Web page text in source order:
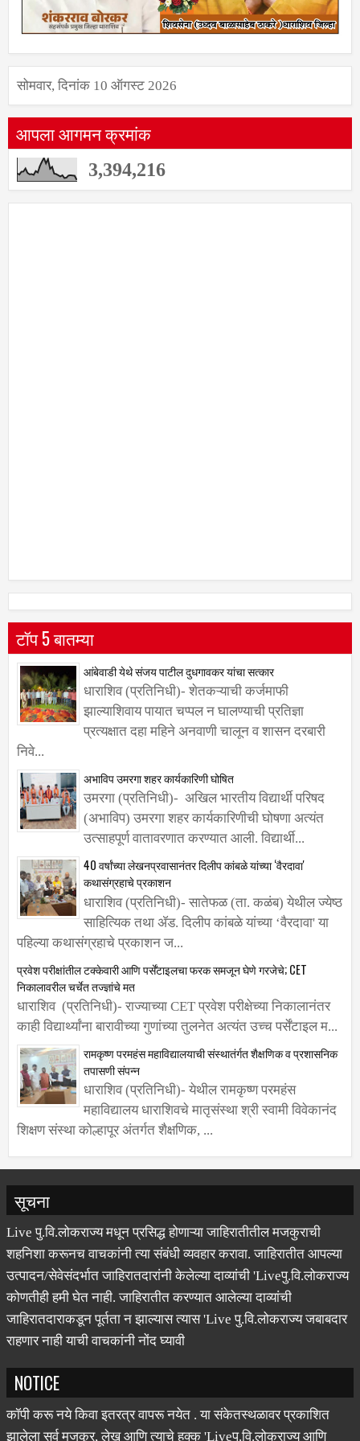
सोमवार, दिनांक 10 ऑगस्ट 2026
आपला आगमन क्रमांक
3,394,216
टॉप 5 बातम्या
आंबेवाडी येथे संजय पाटील दुधगावकर यांचा सत्कार
धाराशिव (प्रतिनिधी)- शेतकऱ्याची कर्जमाफी
झाल्याशिवाय पायात चप्पल न घालण्याची प्रतिज्ञा
प्रत्यक्षात दहा महिने अनवाणी चालून व शासन दरबारी
अभाविप उमरगा शहर कार्यकारिणी घोषित
उमरगा (प्रतिनिधी)- अखिल भारतीय विद्यार्थी परिषद
(अभाविप) उमरगा शहर कार्यकारिणीची घोषणा अत्यंत
उत्साहपूर्ण वातावरणात करण्यात आली. विद्यार्थी...
40 वर्षांच्या लेखनप्रवासानंतर दिलीप कांबळे यांच्या ‌‘वैरदावा'
कथासंग्रहाचे प्रकाशन
धाराशिव (प्रतिनिधी)- सातेफळ (ता. कळंब) येथील ज्येष्ठ
साहित्यिक तथा ॲड. दिलीप कांबळे यांच्या ‌‘वैरदावा' या
पहिल्या कथासंग्रहाचे प्रकाशन ज...
प्रवेश परीक्षांतील टक्केवारी आणि पर्सेंटाइलचा फरक समजून घेणे गरजेचे; CET
निकालावरील चर्चेत तज्ज्ञांचे मत
धाराशिव (प्रतिनिधी)- राज्याच्या CET प्रवेश परीक्षेच्या निकालानंतर
काही विद्यार्थ्यांना बारावीच्या गुणांच्या तुलनेत अत्यंत उच्च पर्सेंटाइल म...
रामकृष्ण परमहंस महाविद्यालयाची संस्थातंर्गत शैक्षणिक व प्रशासनिक
तपासणी संपन्न
धाराशिव (प्रतिनिधी)- येथील रामकृष्ण परमहंस
महाविद्यालय धाराशिवचे मातृसंस्था श्री स्वामी विवेकानंद
शिक्षण संस्था कोल्हापूर अंतर्गत शैक्षणिक, ...
सूचना
Live पु.वि.लोकराज्य मधून प्रसिद्ध होणाऱ्या जाहिरातीतील मजकुराची
शहनिशा करूनच वाचकांनी त्या संबंधी व्यवहार करावा. जाहिरातीत आपल्या
उत्पादन/सेवेसंदर्भात जाहिरातदारांनी केलेल्या दाव्यांची 'Liveपु.वि.लोकराज्य
कोणतीही हमी घेत नाही. जाहिरातीत करण्यात आलेल्या दाव्यांची
जाहिरातदाराकडून पूर्तता न झाल्यास त्यास 'Live पु.वि.लोकराज्य जबाबदार
राहणार नाही याची वाचकांनी नोंद घ्यावी
NOTICE
कॉपी करू नये किवा इतरत्र वापरू नयेत . या संकेतस्थळावर प्रकाशित